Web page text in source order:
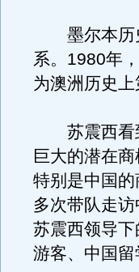
墨尔本历史
系。1980年
为澳洲历史
苏震西看到
巨大的潜在
特别是中国
多次带队走
苏震西领导
游客、中国留